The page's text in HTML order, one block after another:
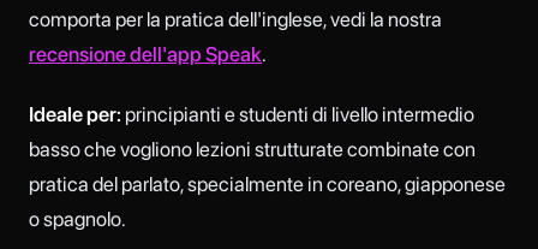
comporta per la pratica dell'inglese, vedi la nostra
recensione dell'app Speak.
Ideale per: principianti e studenti di livello intermedio
basso che vogliono lezioni strutturate combinate con
pratica del parlato, specialmente in coreano, giapponese
o spagnolo.